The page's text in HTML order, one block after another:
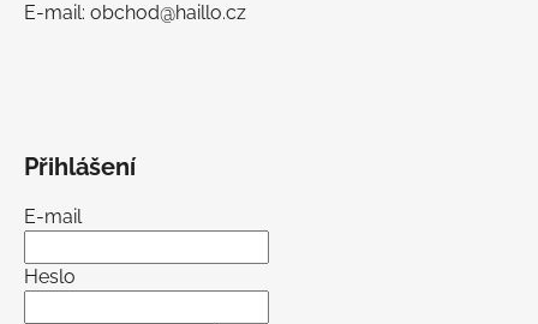
E-mail: obchod@haillo.cz
Přihlášení
E-mail
Heslo